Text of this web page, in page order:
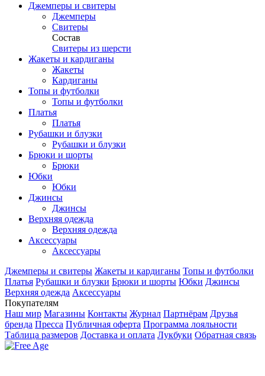
Джемперы и свитеры
Джемперы
Свитеры
Состав
Свитеры из шерсти
Жакеты и кардиганы
Жакеты
Кардиганы
Топы и футболки
Топы и футболки
Платья
Платья
Рубашки и блузки
Рубашки и блузки
Брюки и шорты
Брюки
Юбки
Юбки
Джинсы
Джинсы
Верхняя одежда
Верхняя одежда
Аксесcуары
Аксесcуары
Джемперы и свитеры Жакеты и кардиганы Топы и футболки
Платья Рубашки и блузки Брюки и шорты Юбки Джинсы
Верхняя одежда Аксесcуары
Покупателям
Наш мир Магазины Контакты Журнал Партнёрам Друзья
бренда Пресса Публичная оферта Программа лояльности
Таблица размеров Доставка и оплата Лукбуки Обратная связь